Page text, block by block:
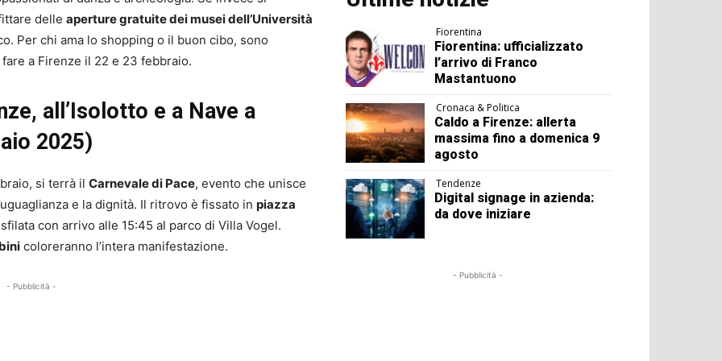
delle aperture gratuite dei musei dell’Università
Per chi ama lo shopping o il buon cibo, sono
fare a Firenze il 22 e 23 febbraio.
all’Isolotto e a Nave a
2025)
si terrà il Carnevale di Pace, evento che unisce
e la dignità. Il ritrovo è fissato in piazza
con arrivo alle 15:45 al parco di Villa Vogel.
coloreranno l’intera manifestazione.
- Pubblicità -
Fiorentina
Fiorentina: ufficializzato
l’arrivo di Franco
Mastantuono
Cronaca & Politica
Caldo a Firenze: allerta
massima fino a domenica 9
agosto
Tendenze
Digital signage in azienda:
da dove iniziare
- Pubblicità -